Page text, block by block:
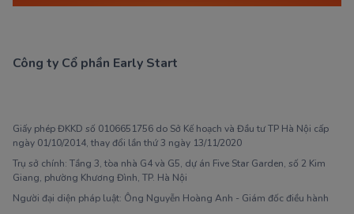
Công ty Cổ phần Early Start
Giấy phép ĐKKD số 0106651756 do Sở Kế hoạch và Đầu tư TP Hà Nội cấp
ngày 01/10/2014, thay đổi lần thứ 3 ngày 13/11/2020
Trụ sở chính: Tầng 3, tòa nhà G4 và G5, dự án Five Star Garden, số 2 Kim
Giang, phường Khương Đình, TP. Hà Nội
Người đại diện pháp luật: Ông Nguyễn Hoàng Anh - Giám đốc điều hành